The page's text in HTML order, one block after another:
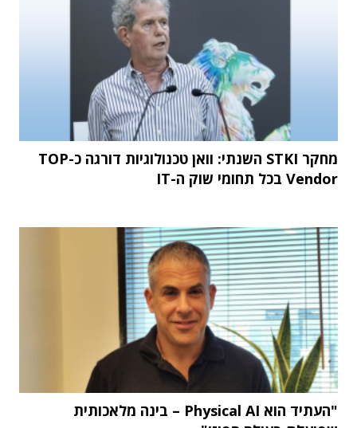
מחקר STKI השנתי: וואן טכנולוגיות דורגה כ-TOP
Vendor בכל תחומי שוק ה-IT
"העתיד הוא Physical AI – בינה מלאכותית